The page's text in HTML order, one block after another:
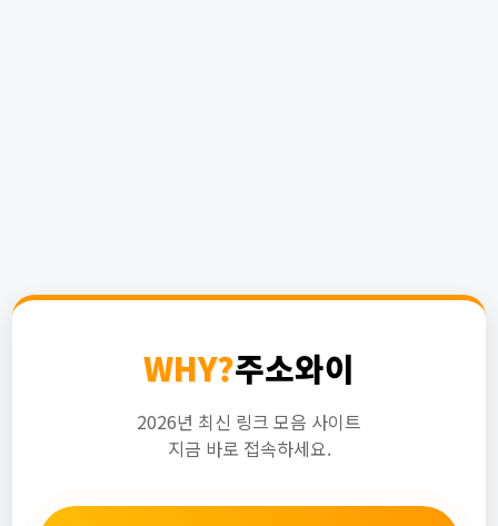
WHY?주소와이
2026년 최신 링크 모음 사이트
지금 바로 접속하세요.